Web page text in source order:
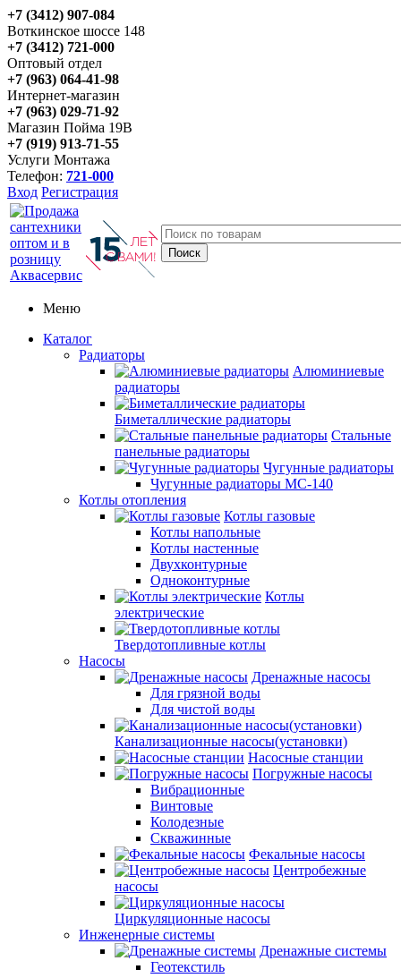
+7 (3412) 907-084
Воткинское шоссе 148
+7 (3412) 721-000
Оптовый отдел
+7 (963) 064-41-98
Интернет-магазин
+7 (963) 029-71-92
Магазин Пойма 19В
+7 (919) 913-71-55
Услуги Монтажа
Телефон: 721-000
Вход Регистрация
Меню
Каталог
Радиаторы
Алюминиевые
радиаторы
Биметаллические радиаторы
Стальные
панельные радиаторы
Чугунные радиаторы
Чугунные радиаторы МС-140
Котлы отопления
Котлы газовые
Котлы напольные
Котлы настенные
Двухконтурные
Одноконтурные
Котлы
электрические
Твердотопливные котлы
Насосы
Дренажные насосы
Для грязной воды
Для чистой воды
Канализационные насосы(установки)
Насосные станции
Погружные насосы
Вибрационные
Винтовые
Колодезные
Скважинные
Фекальные насосы
Центробежные
насосы
Циркуляционные насосы
Инженерные системы
Дренажные системы
Геотекстиль